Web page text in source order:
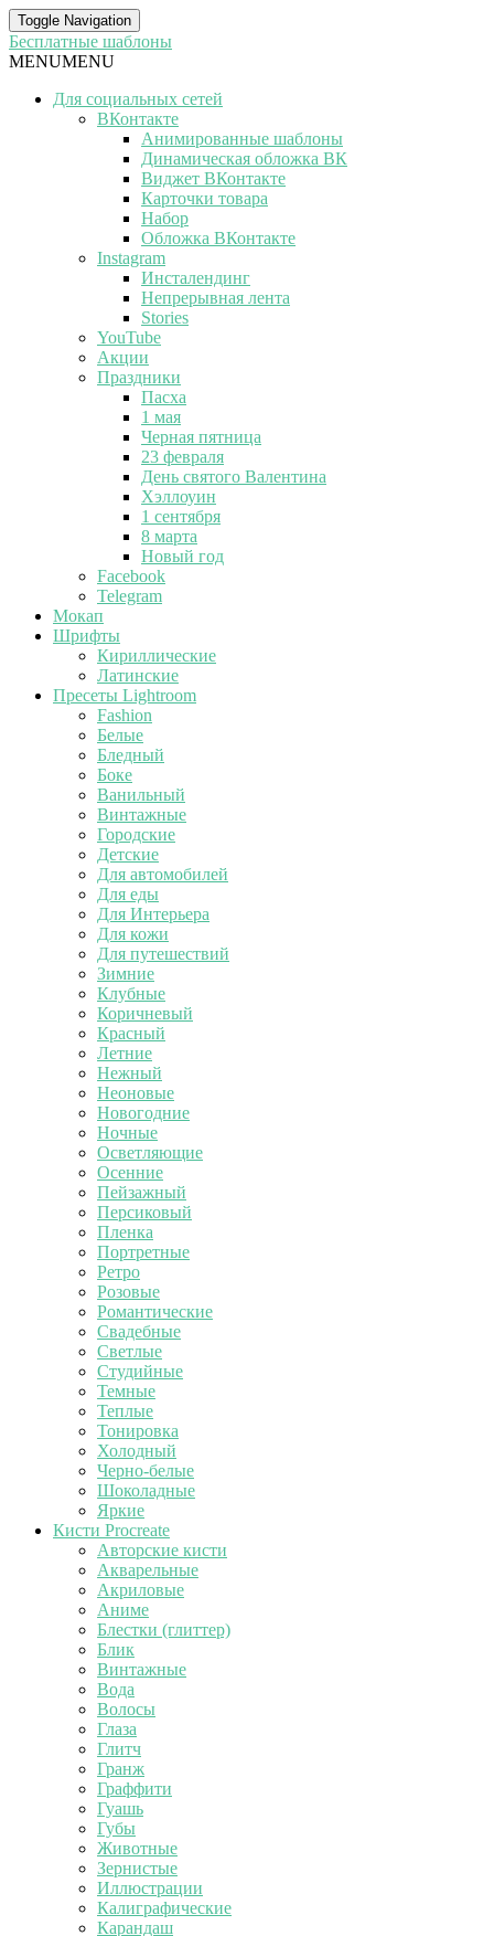
Toggle Navigation
Бесплатные шаблоны
MENUMENU
Для социальных сетей
ВКонтакте
Анимированные шаблоны
Динамическая обложка ВК
Виджет ВКонтакте
Карточки товара
Набор
Обложка ВКонтакте
Instagram
Инсталендинг
Непрерывная лента
Stories
YouTube
Акции
Праздники
Пасха
1 мая
Черная пятница
23 февраля
День святого Валентина
Хэллоуин
1 сентября
8 марта
Новый год
Facebook
Telegram
Мокап
Шрифты
Кириллические
Латинские
Пресеты Lightroom
Fashion
Белые
Бледный
Боке
Ванильный
Винтажные
Городские
Детские
Для автомобилей
Для еды
Для Интерьера
Для кожи
Для путешествий
Зимние
Клубные
Коричневый
Красный
Летние
Нежный
Неоновые
Новогодние
Ночные
Осветляющие
Осенние
Пейзажный
Персиковый
Пленка
Портретные
Ретро
Розовые
Романтические
Свадебные
Светлые
Студийные
Темные
Теплые
Тонировка
Холодный
Черно-белые
Шоколадные
Яркие
Кисти Procreate
Авторские кисти
Акварельные
Акриловые
Аниме
Блестки (глиттер)
Блик
Винтажные
Вода
Волосы
Глаза
Глитч
Гранж
Граффити
Гуашь
Губы
Животные
Зернистые
Иллюстрации
Калиграфические
Карандаш